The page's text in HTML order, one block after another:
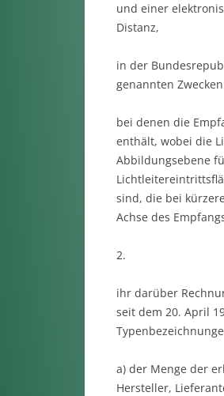
und einer
Distanz,
in der
genannten
bei denen die
enthält, wobei die
Abbildungsebene
sind, die bei
Achse des
2.
ihr darüber
seit dem 20. April
a) der Menge der
Hersteller,